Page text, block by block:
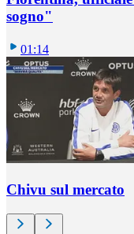
sogno"
01:14
Chivu sul mercato